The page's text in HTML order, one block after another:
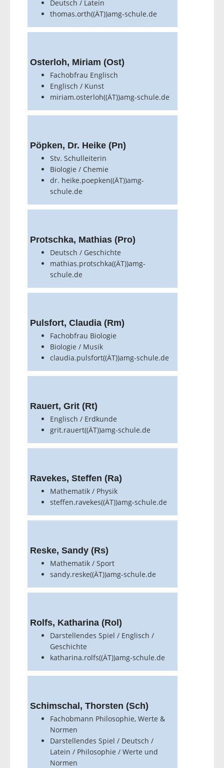
Deutsch / Latein
thomas.orth((ÄT))amg-schule.de
Osterloh, Miriam (Ost)
Fachobfrau Englisch
Englisch / Kunst
miriam.osterloh((ÄT))amg-schule.de
Pöpken, Dr. Heike (Pn)
Stv. Schulleiterin
Biologie / Chemie
dr. heike.poepken((ÄT))amg-
schule.de
Protschka, Mathias (Pro)
Deutsch / Geschichte
mathias.protschka((ÄT))amg-
schule.de
Pulsfort, Claudia (Rm)
Fachobfrau Biologie
Biologie / Musik
claudia.pulsfort((ÄT))amg-schule.de
Rauert, Grit (Rt)
Englisch / Erdkunde
grit.rauert((ÄT))amg-schule.de
Ravekes, Steffen (Ra)
Mathematik / Physik
steffen.ravekes((ÄT))amg-schule.de
Reske, Sandy (Rs)
Mathematik / Sport
sandy.reske((ÄT))amg-schule.de
Rolfs, Katharina (Rol)
Darstellendes Spiel / Englisch /
Geschichte
katharina.rolfs((ÄT))amg-schule.de
Schimschal, Thorsten (Sch)
Fachobmann Philosophie, Werte &
Normen
Darstellendes Spiel / Deutsch /
Latein / Philosophie / Werte und
Normen